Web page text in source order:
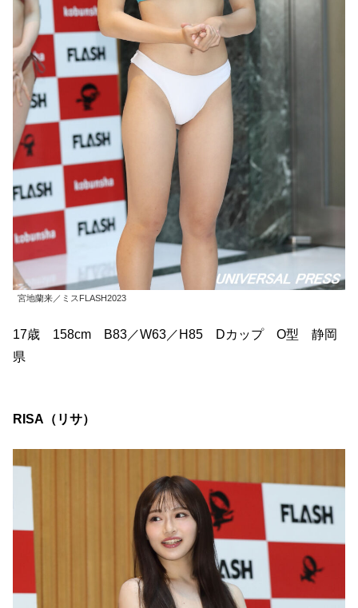
宮地蘭来／ミスFLASH2023
17歳 158cm B83／W63／H85 Dカップ O型 静岡
県
RISA（リサ）